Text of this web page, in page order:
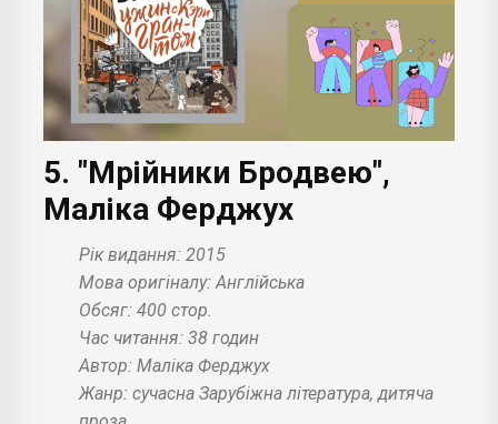
5. "Мрійники Бродвею",
Маліка Ферджух
Рік видання: 2015
Мова оригіналу: Англійська
Обсяг: 400 стор.
Час читання: 38 годин
Автор: Маліка Ферджух
Жанр: сучасна Зарубіжна література, дитяча